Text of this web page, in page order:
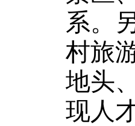
系。
村旅
地头
现人